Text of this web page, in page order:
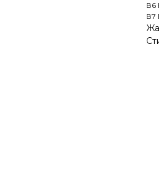
В6
В7